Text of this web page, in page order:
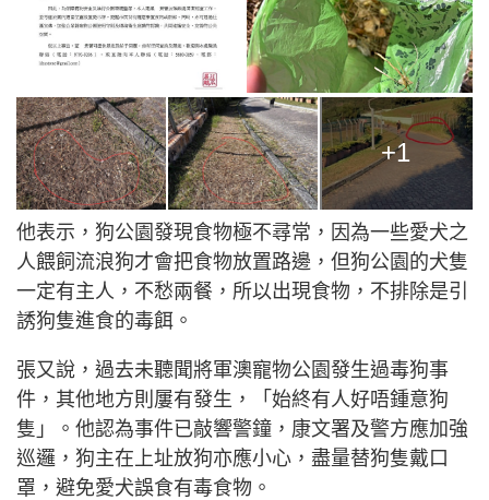
+1
他表示，狗公園發現食物極不尋常，因為一些愛犬之
人餵飼流浪狗才會把食物放置路邊，但狗公園的犬隻
一定有主人，不愁兩餐，所以出現食物，不排除是引
誘狗隻進食的毒餌。
張又說，過去未聽聞將軍澳寵物公園發生過毒狗事
件，其他地方則屢有發生，「始終有人好唔鍾意狗
隻」。他認為事件已敲響警鐘，康文署及警方應加強
巡邏，狗主在上址放狗亦應小心，盡量替狗隻戴口
罩，避免愛犬誤食有毒食物。